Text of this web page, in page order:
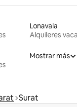
Lonavala
Alquileres
Mostrar más
Surat